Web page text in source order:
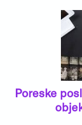
Poreske